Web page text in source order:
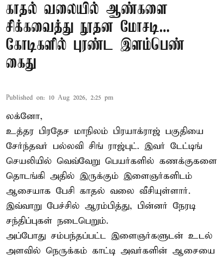
காதல் வலையில் ஆண்களை
சிக்கவைத்து நூதன மோசடி...
கோடிகளில் புரண்ட இளம்பெண்
கைது
Published on: 10 Aug 2026, 2:25 pm
லக்னோ,
உத்தர பிரதேச மாநிலம் பிரயாக்ராஜ் பகுதியை
சேர்ந்தவர் பல்லவி சிங் ராஜ்புட். இவர் டேட்டிங்
செயலியில் வெவ்வேறு பெயர்களில் கணக்குகளை
தொடங்கி அதில் இருக்கும் இளைஞர்களிடம்
ஆசையாக பேசி காதல் வலை வீசியுள்ளார்.
இவ்வாறு பேச்சில் ஆரம்பித்து, பின்னர் நேரடி
சந்திப்புகள் நடைபெறும்.
அப்போது சம்பந்தப்பட்ட இளைஞர்களுடன் உடல்
அளவில் நெருக்கம் காட்டி அவர்களின் ஆசையை